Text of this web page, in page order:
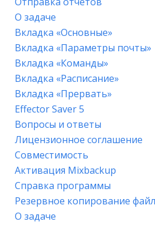
О задаче
Вкладка «Основные»
Вкладка «Параметры почты»
Вкладка «Команды»
Вкладка «Расписание»
Вкладка «Прервать»
Effector Saver 5
Вопросы и ответы
Лицензионное соглашение
Совместимость
Активация Mixbackup
Справка программы
Резервное копирование
О задаче